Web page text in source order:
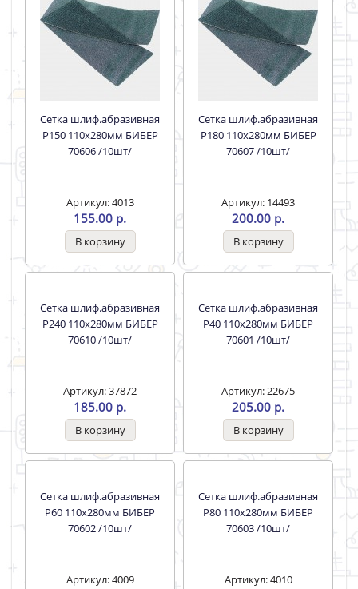
Сетка шлиф.абразивная
Р150 110х280мм БИБЕР
70606 /10шт/
Артикул: 4013
155.00 р.
Сетка шлиф.абразивная
Р180 110х280мм БИБЕР
70607 /10шт/
Артикул: 14493
200.00 р.
Р240 110х280мм БИБЕР
70610 /10шт/
Артикул: 37872
185.00 р.
Р40 110х280мм БИБЕР
70601 /10шт/
Артикул: 22675
205.00 р.